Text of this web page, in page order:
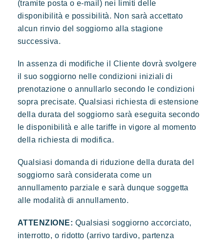
(tramite posta o e-mail) nei limiti delle
disponibilità e possibilità. Non sarà accettato
alcun rinvio del soggiorno alla stagione
successiva.
In assenza di modifiche il Cliente dovrà svolgere
il suo soggiorno nelle condizioni iniziali di
prenotazione o annullarlo secondo le condizioni
sopra precisate. Qualsiasi richiesta di estensione
della durata del soggiorno sarà eseguita secondo
le disponibilità e alle tariffe in vigore al momento
della richiesta di modifica.
Qualsiasi domanda di riduzione della durata del
soggiorno sarà considerata come un
annullamento parziale e sarà dunque soggetta
alle modalità di annullamento.
ATTENZIONE: Qualsiasi soggiorno accorciato,
interrotto, o ridotto (arrivo tardivo, partenza